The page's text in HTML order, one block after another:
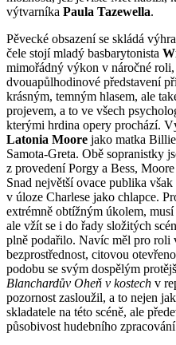
výtvarníka Paula Tazewella.
Pěvecké obsazení se skládá
čele stojí mladý basbarytonista
mimořádný výkon v náročné
dvouapůlhodinové představení
krásným, temným hlasem, ale
projevem, a to ve všech
kterými hrdina opery prochází.
Latonia Moore jako matka
Samota-Greta. Obě sopranistky
z provedení Porgy a Bess,
Snad největší ovace publika
v úloze Charlese jako chlapce.
extrémně obtížným úkolem,
ale vžít se i do řady složitých
plně podařilo. Navíc měl pro roli
bezprostřednost, citovou
podobu se svým dospělým
Blanchardův Oheň v kostech v
pozornost zasloužil, a to nejen
skladatele na této scéně, ale
působivost hudebního